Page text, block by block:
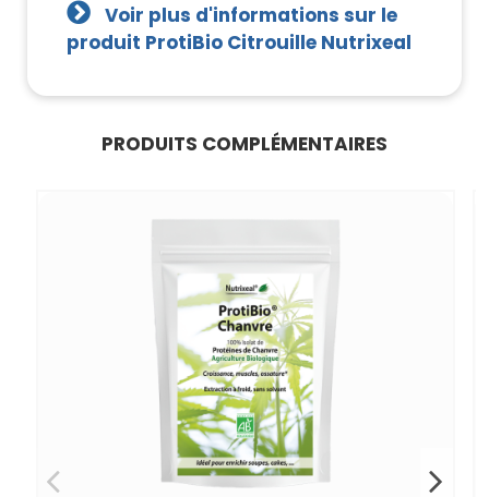
Voir plus d'informations sur le
produit ProtiBio Citrouille Nutrixeal
PRODUITS COMPLÉMENTAIRES